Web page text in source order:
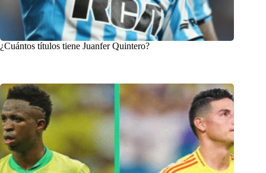
¿Cuántos títulos tiene Juanfer Quintero?